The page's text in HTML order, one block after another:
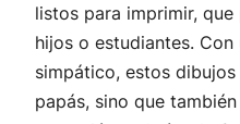
listos para imprimir,
hijos o estudiantes.
simpático, estos
papás, sino que